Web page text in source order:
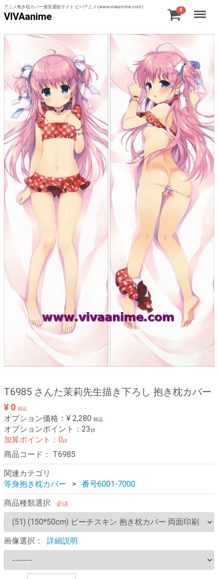
アニメ抱き枕カバー激安通販サイト:ビバアニメ (www.vivaanime.com)
VIVAanime
0 Menu
T6985 さんた茉莉先生描き下ろし 抱き枕カバー
¥ 0 税込
オプション価格：¥ 2,280 税込
オプションポイント： 23 pt
加算ポイント： 0pt
商品コード： T6985
関連カテゴリ
等身抱き枕カバー
番号6001-7000
商品種類選択 必須
画像選択： 詳細説明